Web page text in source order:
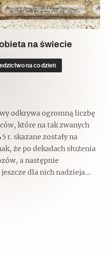
Jones
smak
archeologiczny
Muzeum Techniki
na świecie
na co dzień
odkrywa ogromną liczbę
które na tak zwanych
r. skazane zostały na
że po dekadach służenia
a następnie
dla nich nadzieja...